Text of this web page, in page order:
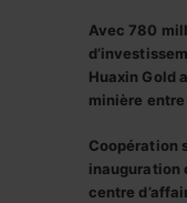
Avec 780
Huaxin Gold
minière
Coopération
inauguration
centre